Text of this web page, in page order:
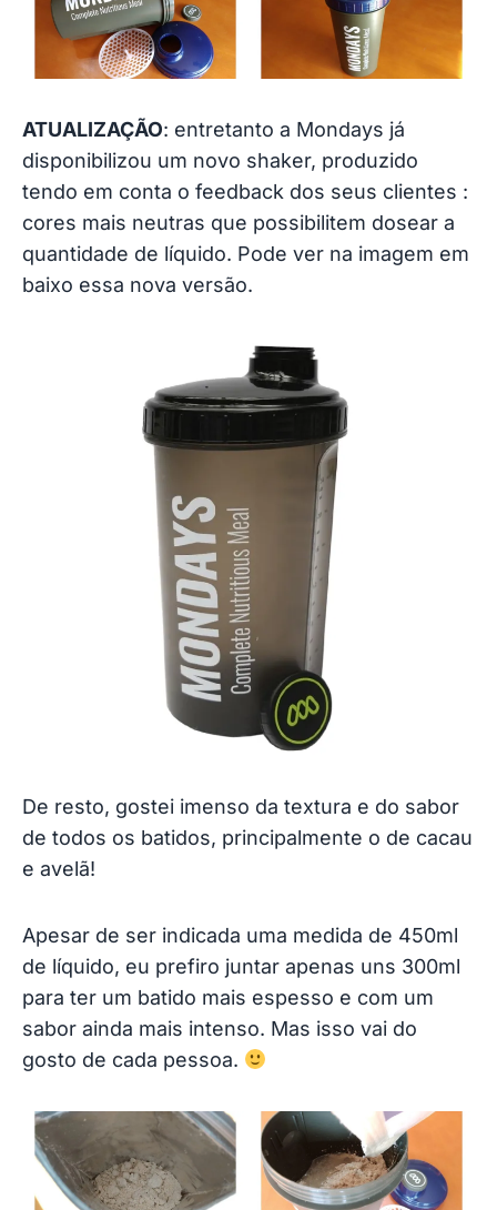
ATUALIZAÇÃO: entretanto a Mondays já
disponibilizou um novo shaker, produzido
tendo em conta o feedback dos seus clientes :
cores mais neutras que possibilitem dosear a
quantidade de líquido. Pode ver na imagem em
baixo essa nova versão.
De resto, gostei imenso da textura e do sabor
de todos os batidos, principalmente o de cacau
e avelã!
Apesar de ser indicada uma medida de 450ml
de líquido, eu prefiro juntar apenas uns 300ml
para ter um batido mais espesso e com um
sabor ainda mais intenso. Mas isso vai do
gosto de cada pessoa.